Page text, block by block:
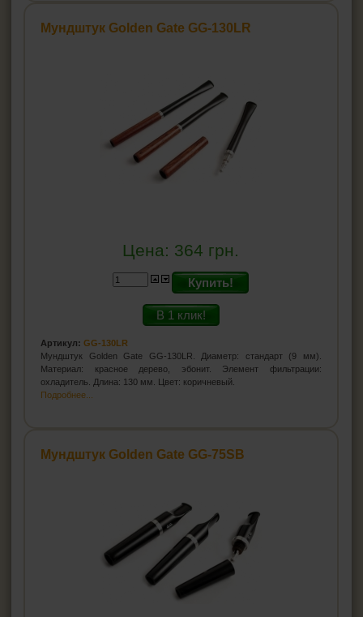
Мундштук Golden Gate GG-130LR
Цена: 364 грн.
Купить!
В 1 клик!
Артикул: GG-130LR
Мундштук Golden Gate GG-130LR. Диаметр: стандарт (9 мм).
Материал: красное дерево, эбонит. Элемент фильтрации:
охладитель. Длина: 130 мм. Цвет: коричневый.
Подробнее...
Мундштук Golden Gate GG-75SB